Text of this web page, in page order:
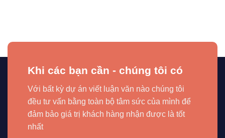
Khi các bạn cần - chúng tôi có
Với bất kỳ dự án viết luận văn nào chúng tôi
đều tư vấn bằng toàn bộ tâm sức của mình để
đảm bảo giá trị khách hàng nhận được là tốt
nhất